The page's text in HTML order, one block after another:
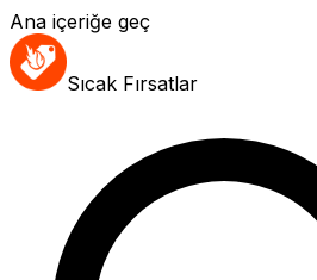
Ana içeriğe geç
Sıcak Fırsatlar